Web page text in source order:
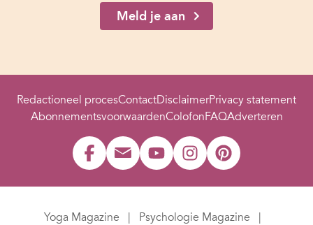
Meld je aan
Redactioneel procesContactDisclaimerPrivacy statement
AbonnementsvoorwaardenColofonFAQAdverteren
Yoga Magazine
Psychologie Magazine